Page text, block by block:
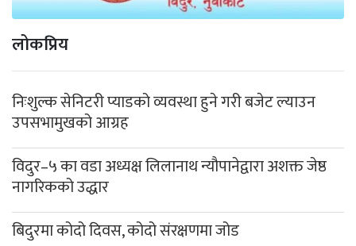
लोकप्रिय
निःशुल्क सेनिटरी प्याडको व्यवस्था हुने गरी बजेट ल्याउन
उपसभामुखको आग्रह
विदुर–५ का वडा अध्यक्ष लिलानाथ न्यौपानेद्वारा अशक्त जेष्ठ
नागरिकको उद्धार
बिदुरमा कोदो दिवस, कोदो संरक्षणमा जोड